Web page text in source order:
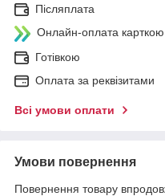
Післяплата
Онлайн-оплата
Готівкою
Оплата за реквізитами
Всі умови оплати
Умови повернення
Повернення товару